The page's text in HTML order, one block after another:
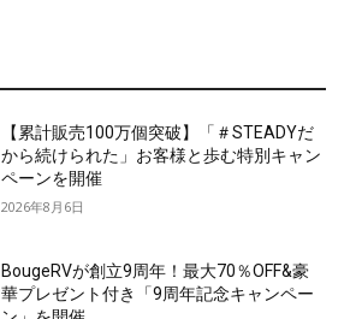
【累計販売100万個突破】「＃STEADYだ
から続けられた」お客様と歩む特別キャン
ペーンを開催
2026年8月6日
BougeRVが創立9周年！最大70％OFF&豪
華プレゼント付き「9周年記念キャンペー